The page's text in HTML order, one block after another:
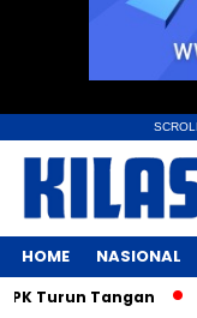
HOME NASIONAL
Tangan